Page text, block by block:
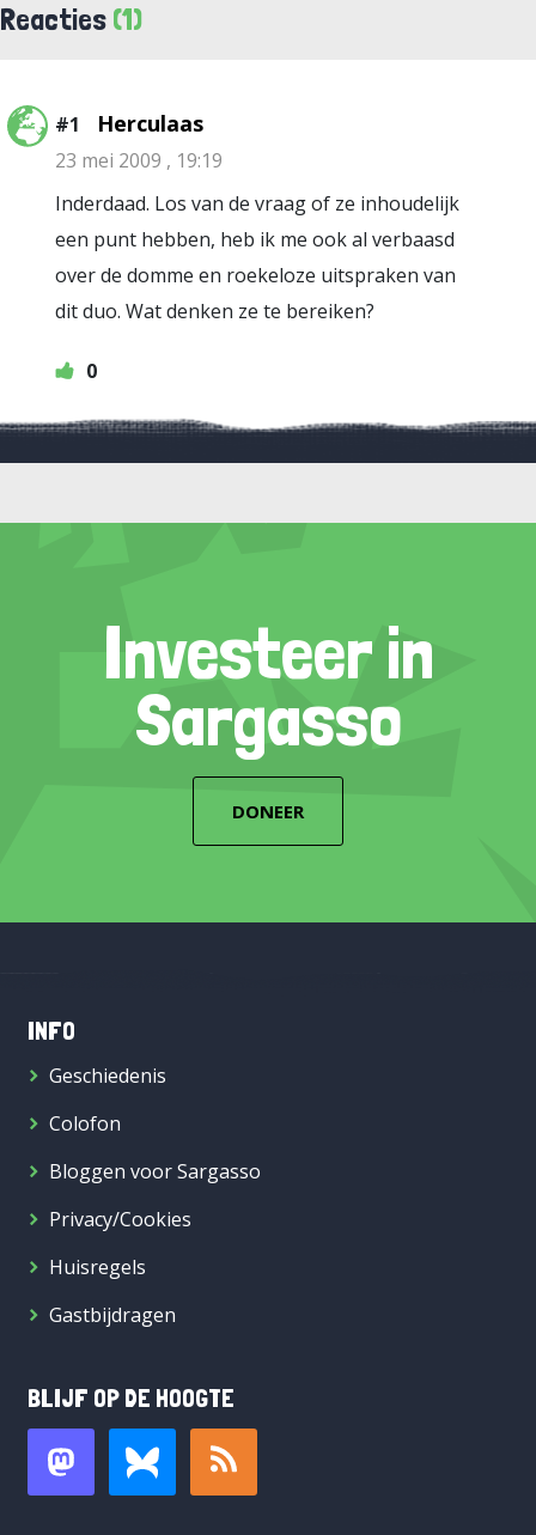
Reacties (1)
#1 Herculaas
23 mei 2009 , 19:19
Inderdaad. Los van de vraag of ze inhoudelijk
een punt hebben, heb ik me ook al verbaasd
over de domme en roekeloze uitspraken van
dit duo. Wat denken ze te bereiken?
0
Investeer in
Sargasso
DONEER
INFO
Geschiedenis
Colofon
Bloggen voor Sargasso
Privacy/Cookies
Huisregels
Gastbijdragen
BLIJF OP DE HOOGTE